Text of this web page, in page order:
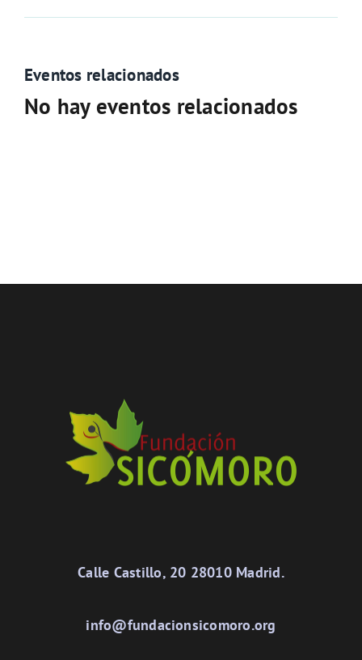
Eventos relacionados
No hay eventos relacionados
Calle Castillo, 20 28010 Madrid.
info@fundacionsicomoro.org